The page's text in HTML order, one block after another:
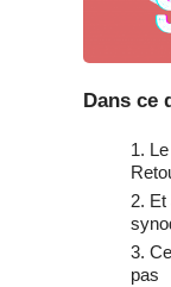
Dans ce
Et
pas